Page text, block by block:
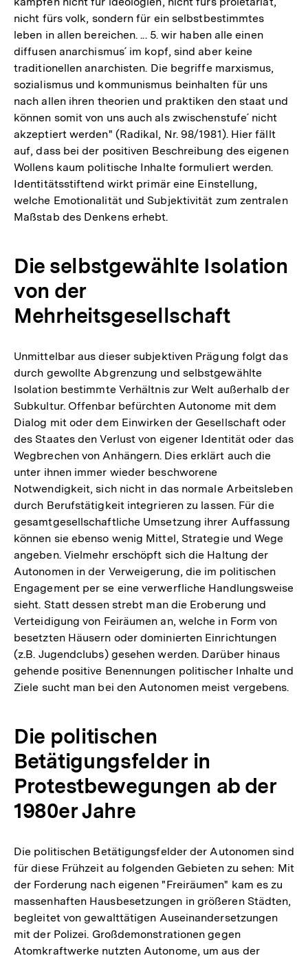
nicht fürs volk, sondern für ein selbstbestimmtes
leben in allen bereichen. ... 5. wir haben alle einen
diffusen anarchismus´ im kopf, sind aber keine
traditionellen anarchisten. Die begriffe marxismus,
sozialismus und kommunismus beinhalten für uns
nach allen ihren theorien und praktiken den staat und
können somit von uns auch als zwischenstufe´ nicht
akzeptiert werden" (Radikal, Nr. 98/1981). Hier fällt
auf, dass bei der positiven Beschreibung des eigenen
Wollens kaum politische Inhalte formuliert werden.
Identitätsstiftend wirkt primär eine Einstellung,
welche Emotionalität und Subjektivität zum zentralen
Maßstab des Denkens erhebt.
Die selbstgewählte Isolation
von der
Mehrheitsgesellschaft
Unmittelbar aus dieser subjektiven Prägung folgt das
durch gewollte Abgrenzung und selbstgewählte
Isolation bestimmte Verhältnis zur Welt außerhalb der
Subkultur. Offenbar befürchten Autonome mit dem
Dialog mit oder dem Einwirken der Gesellschaft oder
des Staates den Verlust von eigener Identität oder das
Wegbrechen von Anhängern. Dies erklärt auch die
unter ihnen immer wieder beschworene
Notwendigkeit, sich nicht in das normale Arbeitsleben
durch Berufstätigkeit integrieren zu lassen. Für die
gesamtgesellschaftliche Umsetzung ihrer Auffassung
können sie ebenso wenig Mittel, Strategie und Wege
angeben. Vielmehr erschöpft sich die Haltung der
Autonomen in der Verweigerung, die im politischen
Engagement per se eine verwerfliche Handlungsweise
sieht. Statt dessen strebt man die Eroberung und
Verteidigung von Feiräumen an, welche in Form von
besetzten Häusern oder dominierten Einrichtungen
(z.B. Jugendclubs) gesehen werden. Darüber hinaus
gehende positive Benennungen politischer Inhalte und
Ziele sucht man bei den Autonomen meist vergebens.
Die politischen
Betätigungsfelder in
Protestbewegungen ab der
1980er Jahre
Die politischen Betätigungsfelder der Autonomen sind
für diese Frühzeit au folgenden Gebieten zu sehen: Mit
der Forderung nach eigenen "Freiräumen" kam es zu
massenhaften Hausbesetzungen in größeren Städten,
begleitet von gewalttätigen Auseinandersetzungen
mit der Polizei. Großdemonstrationen gegen
Atomkraftwerke nutzten Autonome, um aus der